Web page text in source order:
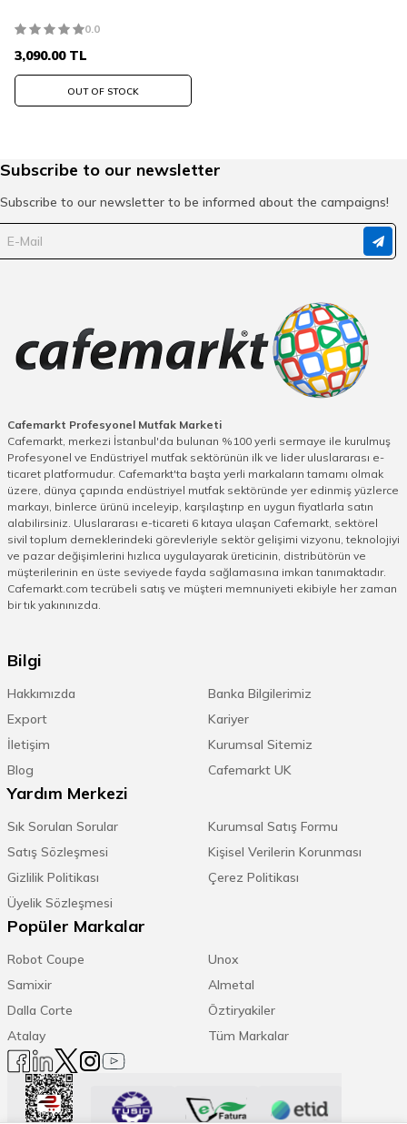
0.0
3,090.00TL
OUT OF STOCK
Subscribe to our newsletter
Subscribe to our newsletter to be informed about the campaigns!
Cafemarkt Profesyonel Mutfak Marketi
Cafemarkt, merkezi İstanbul'da bulunan %100 yerli sermaye ile kurulmuş
Profesyonel ve Endüstriyel mutfak sektörünün ilk ve lider uluslararası e-
ticaret platformudur. Cafemarkt'ta başta yerli markaların tamamı olmak
üzere, dünya çapında endüstriyel mutfak sektöründe yer edinmiş yüzlerce
markayı, binlerce ürünü inceleyip, karşılaştırıp en uygun fiyatlarla satın
alabilirsiniz. Uluslararası e-ticareti 6 kıtaya ulaşan Cafemarkt, sektörel
sivil toplum derneklerindeki görevleriyle sektör gelişimi vizyonu, teknolojiyi
ve pazar değişimlerini hızlıca uygulayarak üreticinin, distribütörün ve
müşterilerinin en üste seviyede fayda sağlamasına imkan tanımaktadır.
Cafemarkt.com tecrübeli satış ve müşteri memnuniyeti ekibiyle her zaman
bir tık yakınınızda.
Bilgi
Hakkımızda
Banka Bilgilerimiz
Export
Kariyer
İletişim
Kurumsal Sitemiz
Blog
Cafemarkt UK
Yardım Merkezi
Sık Sorulan Sorular
Kurumsal Satış Formu
Satış Sözleşmesi
Kişisel Verilerin Korunması
Gizlilik Politikası
Çerez Politikası
Üyelik Sözleşmesi
Popüler Markalar
Robot Coupe
Unox
Samixir
Almetal
Dalla Corte
Öztiryakiler
Atalay
Tüm Markalar